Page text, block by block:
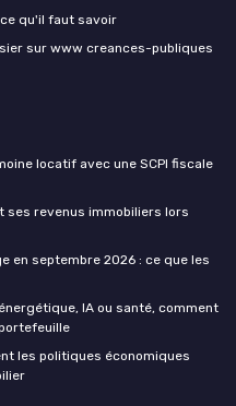
qu'il faut savoir
sur www creances-publiques
locatif avec une SCPI fiscale
ses revenus immobiliers lors
en septembre 2026 : ce que les
IA ou santé, comment
les politiques économiques